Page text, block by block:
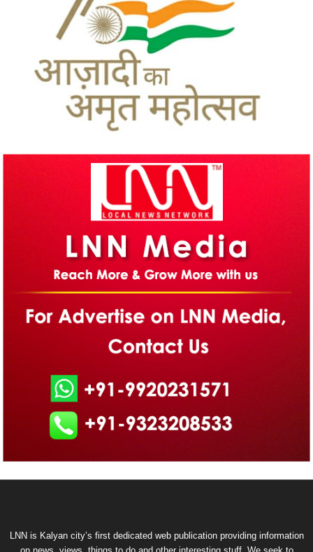
LNN is Kalyan city’s first dedicated web publication providing information